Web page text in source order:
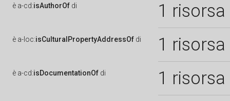
è a-cd:isAuthorOf di 1 risorsa
è a-loc:isCulturalPropertyAddressOf di 1 risorsa
è a-cd:isDocumentationOf di 1 risorsa